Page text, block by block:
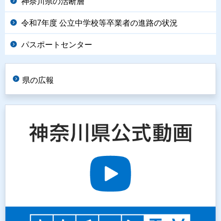
令和7年度 公立中学校等卒業者の進路の状況
パスポートセンター
県の広報